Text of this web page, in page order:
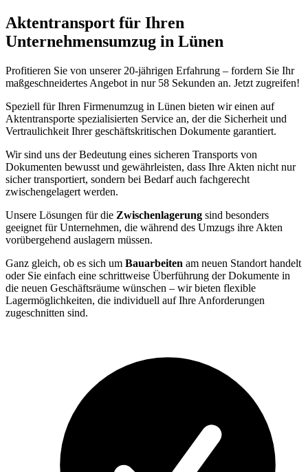
Aktentransport für Ihren
Unternehmensumzug in Lünen
Profitieren Sie von unserer 20-jährigen Erfahrung – fordern Sie Ihr
maßgeschneidertes Angebot in nur 58 Sekunden an. Jetzt zugreifen!
Speziell für Ihren Firmenumzug in Lünen bieten wir einen auf
Aktentransporte spezialisierten Service an, der die Sicherheit und
Vertraulichkeit Ihrer geschäftskritischen Dokumente garantiert.
Wir sind uns der Bedeutung eines sicheren Transports von
Dokumenten bewusst und gewährleisten, dass Ihre Akten nicht nur
sicher transportiert, sondern bei Bedarf auch fachgerecht
zwischengelagert werden.
Unsere Lösungen für die Zwischenlagerung sind besonders
geeignet für Unternehmen, die während des Umzugs ihre Akten
vorübergehend auslagern müssen.
Ganz gleich, ob es sich um Bauarbeiten am neuen Standort handelt
oder Sie einfach eine schrittweise Überführung der Dokumente in
die neuen Geschäftsräume wünschen – wir bieten flexible
Lagermöglichkeiten, die individuell auf Ihre Anforderungen
zugeschnitten sind.